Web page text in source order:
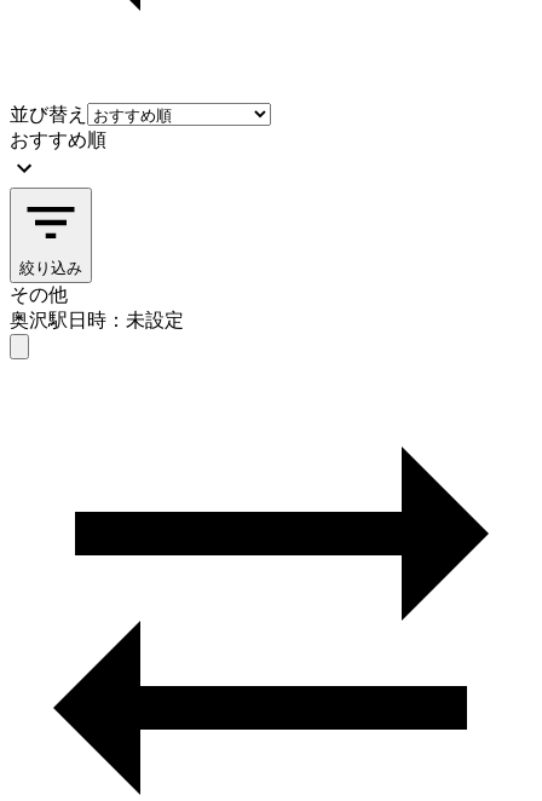
並び替え
おすすめ順
絞り込み
その他
奥沢駅日時：未設定